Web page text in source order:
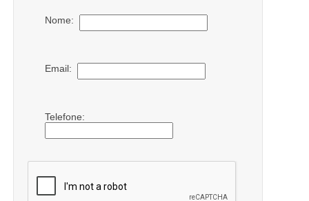
Nome:
Email:
Telefone: